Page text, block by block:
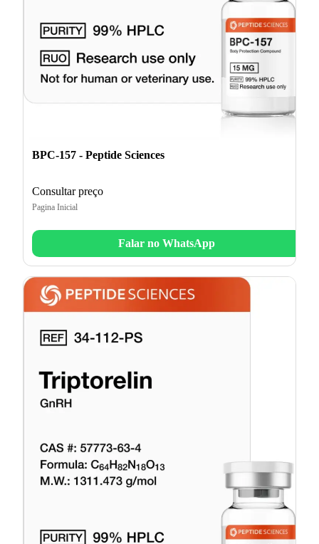
BPC-157 - Peptide Sciences
Consultar preço
Pagina Inicial
Falar no WhatsApp